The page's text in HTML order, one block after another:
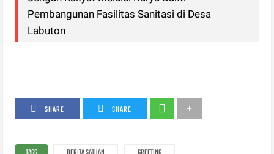
Pembangunan Fasilitas Sanitasi di Desa
Labuton
SHARE SHARE